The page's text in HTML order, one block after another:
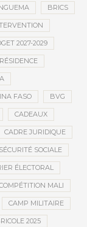
BRICS
2027-2029
FASO BVG
CADEAUX
CADRE JURIDIQUE
SOCIALE
ÉLECTORAL
MALI
CAMP MILITAIRE
2025